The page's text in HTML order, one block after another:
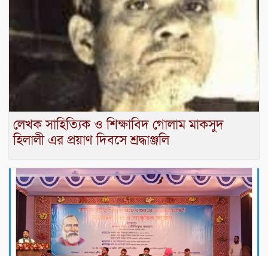
লেখক সাহিত্যিক ও শিক্ষাবিদ গোলাম মাকসুদ
হিলালী এর প্রয়াণ দিবসে শ্রদ্ধাঞ্জলি